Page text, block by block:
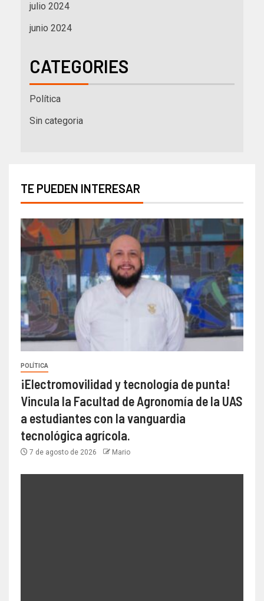
julio 2024
junio 2024
CATEGORIES
Política
Sin categoria
TE PUEDEN INTERESAR
POLÍTICA
¡Electromovilidad y tecnología de punta!
Vincula la Facultad de Agronomía de la UAS
a estudiantes con la vanguardia
tecnológica agrícola.
7 de agosto de 2026 Mario